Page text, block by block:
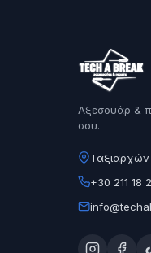
Αξεσουάρ &
σου.
+30 211 18